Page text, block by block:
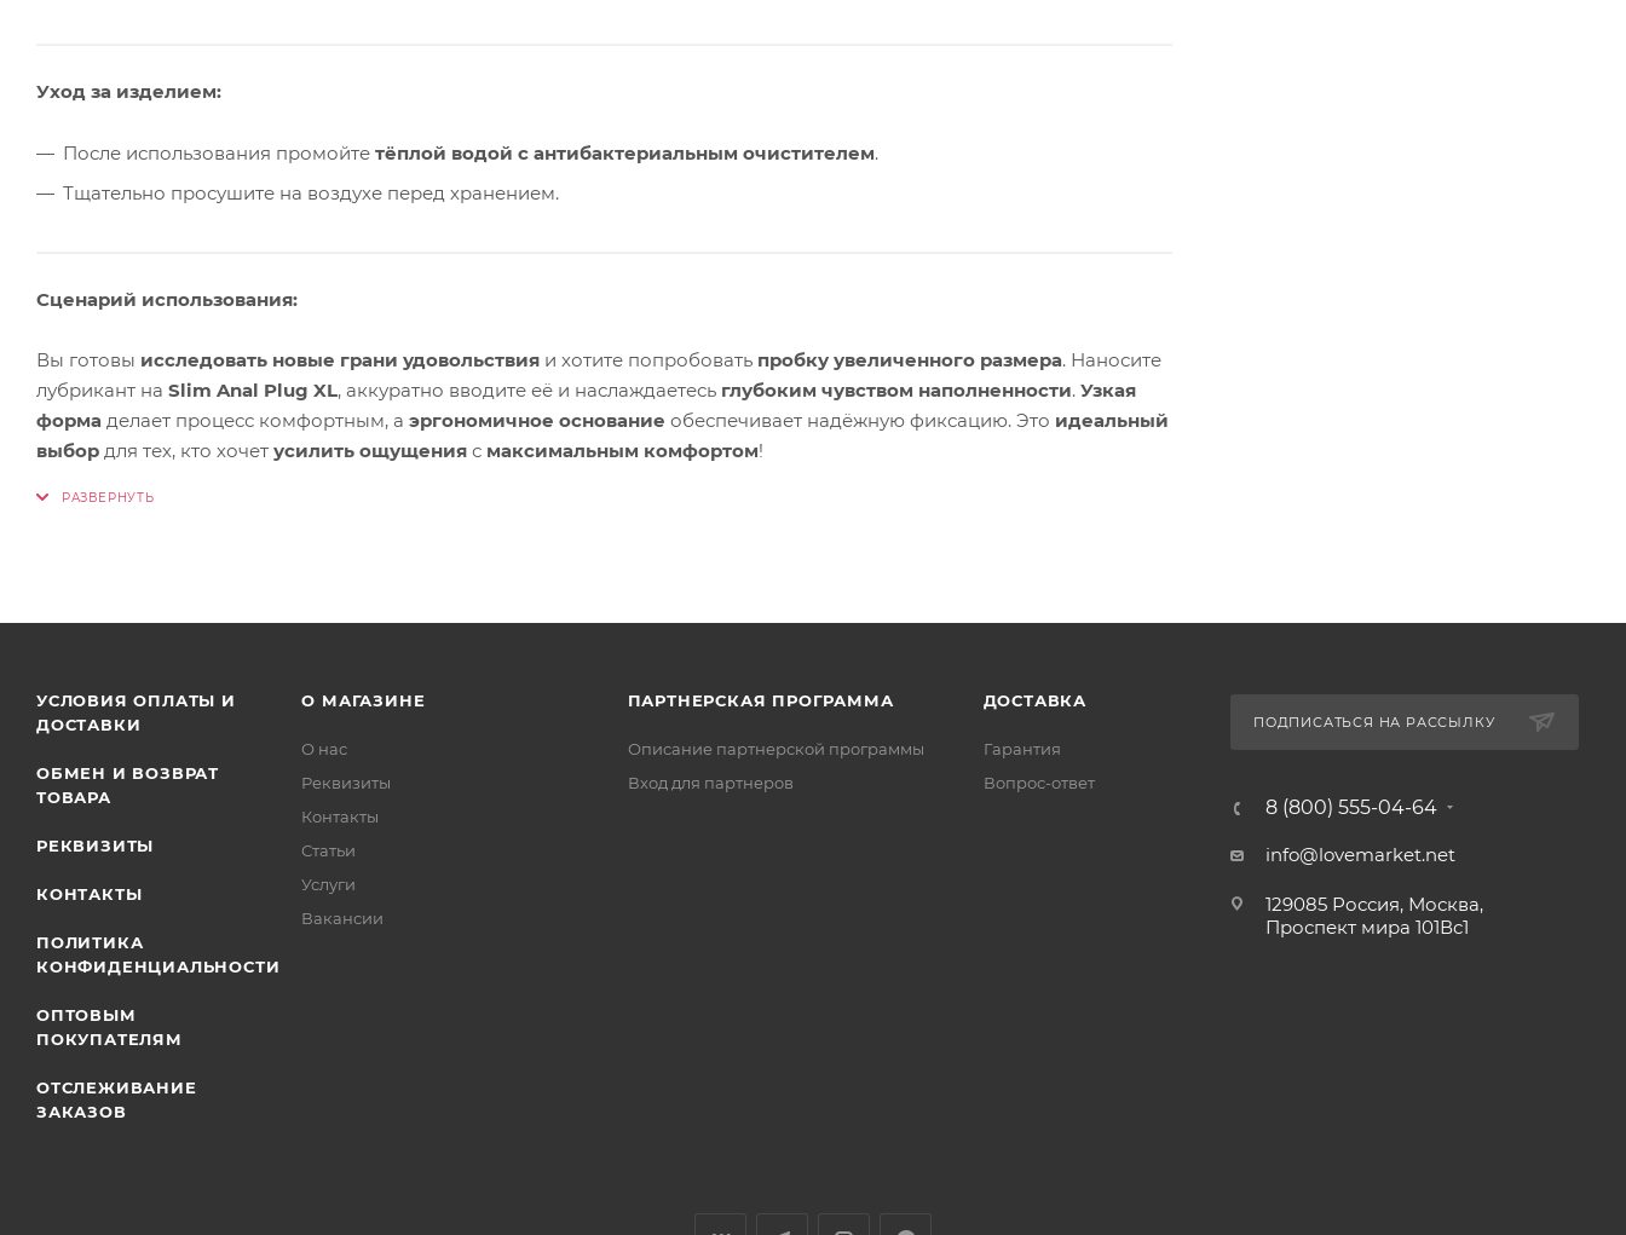
Уход за изделием:
После использования промойте тёплой водой с антибактериальным очистителем.
Тщательно просушите на воздухе перед хранением.
Сценарий использования:
Вы готовы исследовать новые грани удовольствия и хотите попробовать пробку увеличенного размера. Наносите
лубрикант на Slim Anal Plug XL, аккуратно вводите её и наслаждаетесь глубоким чувством наполненности. Узкая
форма делает процесс комфортным, а эргономичное основание обеспечивает надёжную фиксацию. Это идеальный
выбор для тех, кто хочет усилить ощущения с максимальным комфортом!
УСЛОВИЯ ОПЛАТЫ И
ДОСТАВКИ
ОБМЕН И ВОЗВРАТ
ТОВАРА
РЕКВИЗИТЫ
КОНТАКТЫ
ПОЛИТИКА
КОНФИДЕНЦИАЛЬНОСТИ
ОПТОВЫМ
ПОКУПАТЕЛЯМ
ОТСЛЕЖИВАНИЕ
ЗАКАЗОВ
О МАГАЗИНЕ
О нас
Реквизиты
Контакты
Статьи
Услуги
Вакансии
ПАРТНЕРСКАЯ ПРОГРАММА
Описание партнерской программы
Вход для партнеров
ДОСТАВКА
Гарантия
Вопрос-ответ
ПОДПИСАТЬСЯ НА РАССЫЛКУ
8 (800) 555-04-64
info@lovemarket.net
129085 Россия, Москва,
Проспект мира 101Вс1